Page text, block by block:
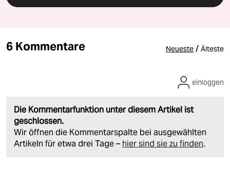
6 Kommentare Neueste / Älteste
Die Kommentarfunktion unter diesem Artikel ist
geschlossen.
Wir öffnen die Kommentarspalte bei ausgewählten
Artikeln für etwa drei Tage – hier sind sie zu finden.
einloggen